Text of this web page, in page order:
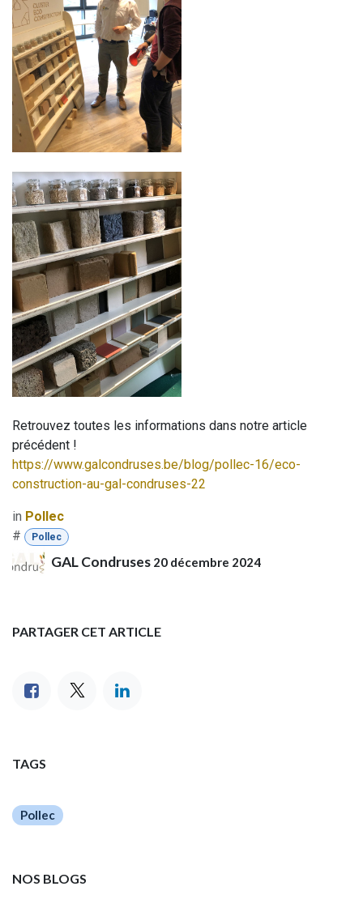
Retrouvez toutes les informations dans notre article
précédent !
https://www.galcondruses.be/blog/pollec-16/eco-
construction-au-gal-condruses-22
in Pollec
#
Pollec
GAL Condruses 20 décembre 2024
PARTAGER CET ARTICLE
TAGS
Pollec
NOS BLOGS